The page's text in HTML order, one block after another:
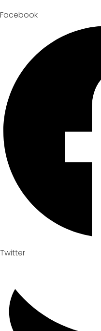
Facebook
Twitter